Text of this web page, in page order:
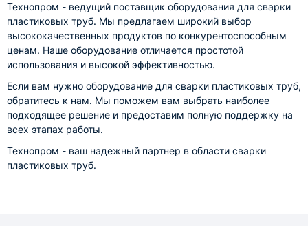
Технопром - ведущий поставщик оборудования для сварки
пластиковых труб. Мы предлагаем широкий выбор
высококачественных продуктов по конкурентоспособным
ценам. Наше оборудование отличается простотой
использования и высокой эффективностью.
Если вам нужно оборудование для сварки пластиковых труб,
обратитесь к нам. Мы поможем вам выбрать наиболее
подходящее решение и предоставим полную поддержку на
всех этапах работы.
Технопром - ваш надежный партнер в области сварки
пластиковых труб.